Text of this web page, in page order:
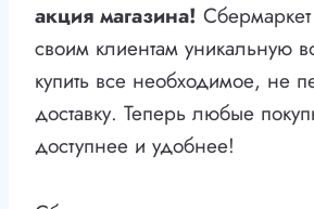
акция магазина!
своим клиентам уникальную
купить все необходимое, не
доставку. Теперь любые
доступнее и удобнее!